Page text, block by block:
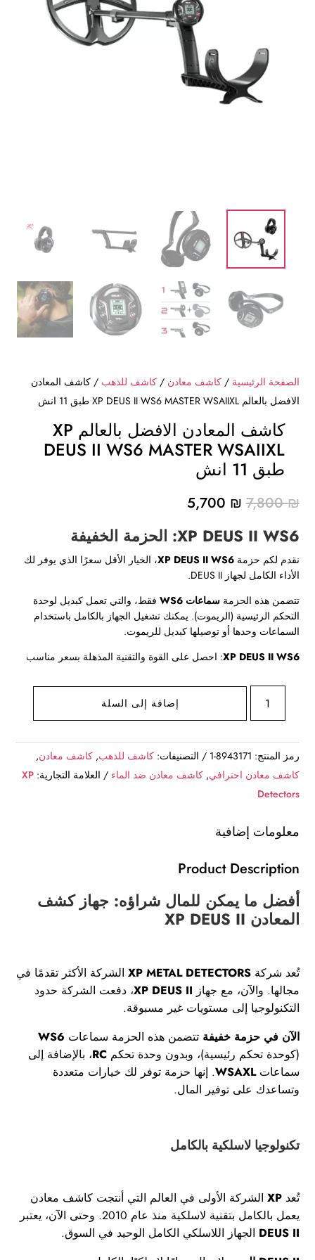
الصفحة الرئيسية /كاشف معادن /كاشف للذهب / كاشف المعادن
الافضل بالعالم XP DEUS II WS6 MASTER WSAIIXL طبق 11 انش
كاشف المعادن الافضل بالعالم XP
DEUS II WS6 MASTER WSAIIXL
طبق 11 انش
7,800₪
السعر
هو:
7,800 ₪.
5,700 ₪
السعر
هو:
5,700 ₪.
XP DEUS II WS6: الحزمة الخفيفة
نقدم لكم حزمةXP DEUS II WS6، الخيار الأقل سعرًا الذي يوفر لك
الأداء الكامل لجهاز DEUS II.
تتضمن هذه الحزمةسماعات WS6
فقط، والتي تعمل كبديل لوحدة
التحكم الرئيسية (الريموت). يمكنك تشغيل الجهاز بالكامل باستخدام
السماعات وحدها أو توصيلها كبديل للريموت.
XP DEUS II WS6: احصل على القوة والتقنية المذهلة بسعر مناسب
الافضل
بالعالم
XP
II
MASTER
طبق
11
إضافة إلى السلة
رمز المنتج: 8943171-1 التصنيفات:كاشف للذهب,كاشف معادن,
كاشف معادن احترافي,كاشف معادن ضد الماء العلامة التجارية:XP
Detectors
معلومات إضافية
Product Description
أفضل ما يمكن للمال شراؤه: جهاز كشف
المعادن XP DEUS II
تُعد شركةXP METAL DETECTORS الشركة الأكثر تقدمًا في
مجالها. والآن، مع جهاز XP DEUS II، دفعت الشركة حدود
التكنولوجيا إلى مستويات غير مسبوقة.
الآن في حزمة خفيفة تتضمن هذه الحزمة سماعات WS6
(كوحدة تحكم رئيسية)، وبدون وحدة تحكمRC، بالإضافة إلى
سماعاتWSAXL. إنها حزمة توفر لك خيارات متعددة
وتساعدك على توفير المال.
تكنولوجيا لاسلكية بالكامل
تُعدXP الشركة الأولى في العالم التي أنتجت كاشف معادن
يعمل بالكامل بتقنية لاسلكية منذ عام 2010. وحتى الآن، يعتبر
DEUS II الجهاز اللاسلكي الكامل الوحيد في السوق.